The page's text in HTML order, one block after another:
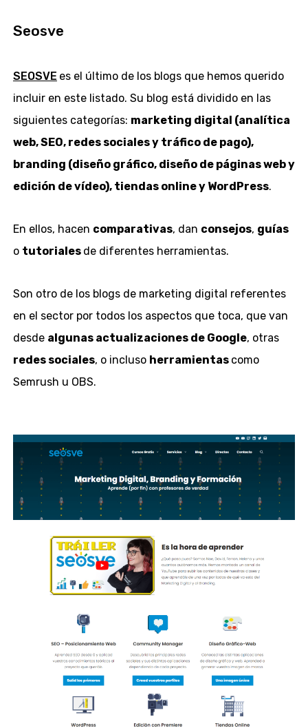
Seosve
SEOSVE es el último de los blogs que hemos querido
incluir en este listado. Su blog está dividido en las
siguientes categorías: marketing digital (analítica
web, SEO, redes sociales y tráfico de pago),
branding (diseño gráfico, diseño de páginas web y
edición de vídeo), tiendas online y WordPress.
En ellos, hacen comparativas, dan consejos, guías
o tutoriales de diferentes herramientas.
Son otro de los blogs de marketing digital referentes
en el sector por todos los aspectos que toca, que van
desde algunas actualizaciones de Google, otras
redes sociales, o incluso herramientas como
Semrush u OBS.